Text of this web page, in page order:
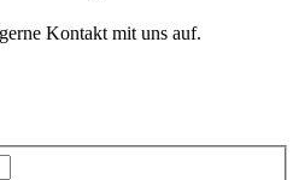
Kontakt mit uns auf.